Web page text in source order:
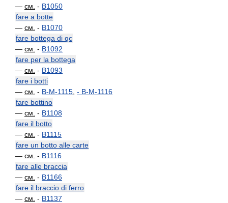
— см. - B1050
fare a botte
— см. - B1070
fare bottega di qc
— см. - B1092
fare per la bottega
— см. - B1093
fare i botti
— см. - B-M-1115 - B-M-1116
fare bottino
— см. - B1108
fare il botto
— см. - B1115
fare un botto alle carte
— см. - B1116
fare alle braccia
— см. - B1166
fare il braccio di ferro
— см. - B1137